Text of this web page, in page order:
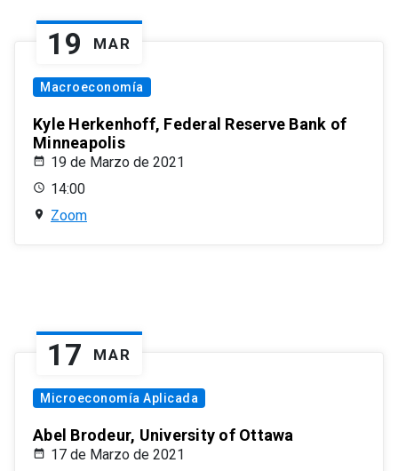
19 MAR
Macroeconomía
Kyle Herkenhoff, Federal Reserve Bank of
Minneapolis
19 de Marzo de 2021
14:00
Zoom
17 MAR
Microeconomía Aplicada
Abel Brodeur, University of Ottawa
17 de Marzo de 2021